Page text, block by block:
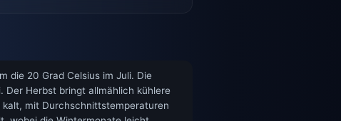
die 20 Grad Celsius im Juli. Die
Der Herbst bringt allmählich kühlere
kalt, mit Durchschnittstemperaturen